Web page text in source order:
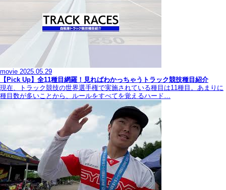
movie 2025.05.29
【Pick Up】全11種目網羅！見ればわかっちゃうトラック競技種目紹介
現在、トラック競技の世界選手権で実施されている種目は11種目。あまりに
種目数が多いことから、ルールをすべてを覚えるハード…